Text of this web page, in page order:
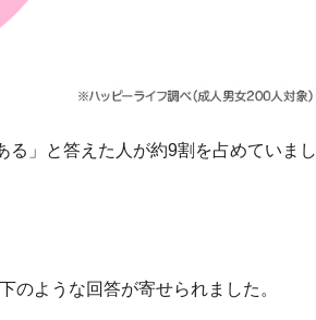
」と答えた人が約9割を占めていまし
のような回答が寄せられました。